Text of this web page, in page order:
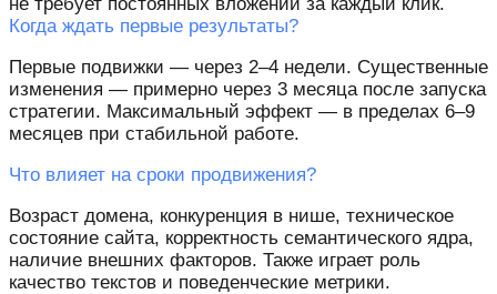
Когда ждать первые результаты?
Первые подвижки — через 2–4 недели. Существенные
изменения — примерно через 3 месяца после запуска
стратегии. Максимальный эффект — в пределах 6–9
месяцев при стабильной работе.
Что влияет на сроки продвижения?
Возраст домена, конкуренция в нише, техническое
состояние сайта, корректность семантического ядра,
наличие внешних факторов. Также играет роль
качество текстов и поведенческие метрики.